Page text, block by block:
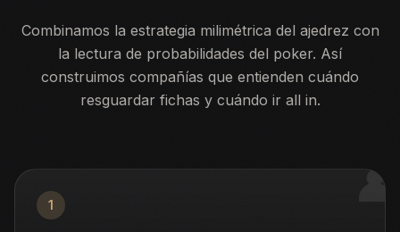
Combinamos la estrategia milimétrica del ajedrez con
la lectura de probabilidades del poker. Así
construimos compañías que entienden cuándo
resguardar fichas y cuándo ir all in.
♟
1